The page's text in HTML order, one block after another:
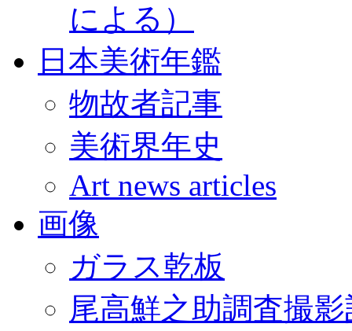
による）
日本美術年鑑
物故者記事
美術界年史
Art news articles
画像
ガラス乾板
尾高鮮之助調査撮